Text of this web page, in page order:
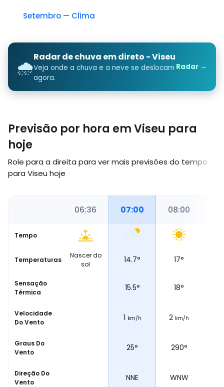
Setembro — Clima
🌧️Radar de chuva em direto - Viseu
Veja onde a chuva e a neve se deslocam
agora.
Radar →
Previsão por hora em Viseu para
hoje
Role para a direita para ver mais previsões do tempo
para Viseu hoje
06:36 07:00 08:00
Tempo
Temperaturas
14.7°
Nascer do
sol
14.7° 17°
Sensação
Térmica
15.2° 15.5° 18°
Velocidade
Do Vento
3 km/h 1 km/h 2 km/h
Graus Do
Vento25° 25° 290°
Direção Do
VentoNNE NNE WNW